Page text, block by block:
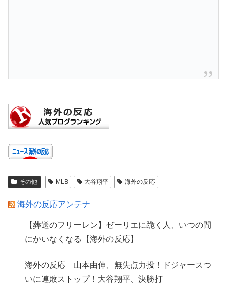
その他 MLB 大谷翔平 海外の反応
海外の反応アンテナ
【葬送のフリーレン】ゼーリエに跪く人、いつの間
にかいなくなる【海外の反応】
海外の反応 山本由伸、無失点力投！ドジャースつ
いに連敗ストップ！大谷翔平、決勝打